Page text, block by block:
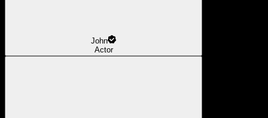
John
Actor